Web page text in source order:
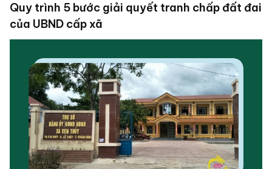
Quy trình 5 bước giải quyết tranh chấp đất đai
của UBND cấp xã